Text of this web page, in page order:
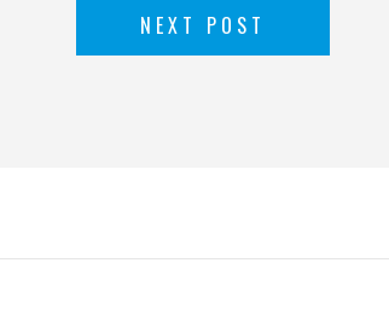
NEXT POST